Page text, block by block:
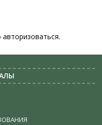
авторизоваться.